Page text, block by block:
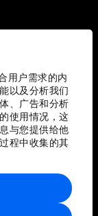
用户需求的内
以及分析我们
、广告和分析
使用情况，这
与您提供给他
程中收集的其